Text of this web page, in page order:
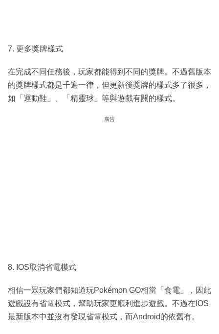
7. 更多獎牌樣式
在完成不同任務後，玩家都能得到不同的獎牌。不過舊版本
的獎牌樣式都是千遍一律，但更新後獎牌的樣式多了很多，
如「運動鞋」、「精靈球」等與遊戲有關的樣式。
廣告
8. IOS取消省電模式
相信一眾玩家們都知道玩Pokémon GO相當「食電」，因此
遊戲設有省電模式，幫助玩家更順利進步遊戲。不過在IOS
最新版本中並沒有發現省電模式，而Android的依舊有。